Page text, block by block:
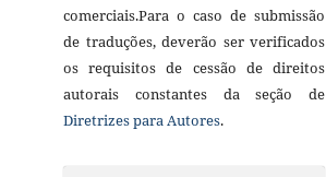
comerciais.Para o caso de submissão
de traduções, deverão ser verificados
os requisitos de cessão de direitos
autorais constantes da seção de
Diretrizes para Autores.